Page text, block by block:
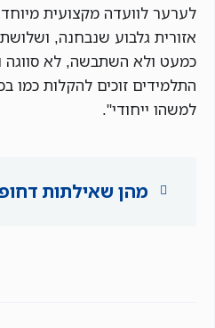
לערער לוועדה מקצועית
אזורית גלבוע שנבחנה,
כמעט ולא השתבשה, לא סווגה
התלמידים זוכים להקלות כמו
למשהו ייחודי".
מהן שאילתות